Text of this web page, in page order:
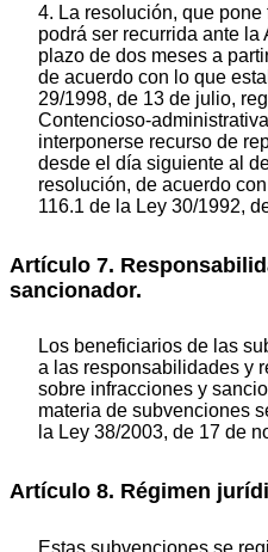
4. La resolución, que
podrá ser recurrida ante la
plazo de dos meses a
de acuerdo con lo que
29/1998, de 13 de julio,
Contencioso-
interponerse recurso de
desde el día siguiente al
resolución, de acuerdo
116.1 de la Ley 30/1992,
Artículo 7.
sancionador.
Los beneficiarios de las
a las responsabilidades y
sobre infracciones y
materia de subvenciones
la Ley 38/2003, de 17 de
Artículo 8. Régimen
Estas subvenciones se